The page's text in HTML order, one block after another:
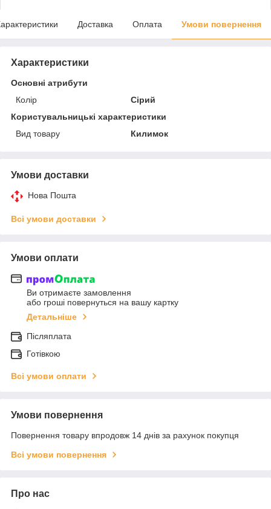
Доставка Оплата Умови повернення
Характеристики
Основні атрибути
Колір
Сірий
Користувальницькі характеристики
Вид товару
Килимок
Умови доставки
Нова Пошта
Всі умови доставки
Умови оплати
Ви отримаєте замовлення
або гроші повернуться на вашу картку
Детальніше
Післяплата
Готівкою
Всі умови оплати
Умови повернення
Повернення товару впродовж 14 днів за рахунок покупця
Всі умови повернення
Про нас